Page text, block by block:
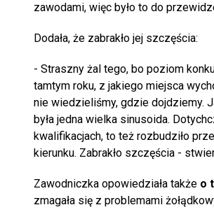
zawodami, więc było to do
Dodała, że zabrakło jej szczęścia:
- Straszny żal tego, bo poziom
tamtym roku, z jakiego miejsca
nie wiedzieliśmy, gdzie dojdziemy.
była jedna wielka sinusoida.
kwalifikacjach, to też rozbudziło
kierunku. Zabrakło szczęścia -
Zawodniczka opowiedziała także o
zmagała się z problemami